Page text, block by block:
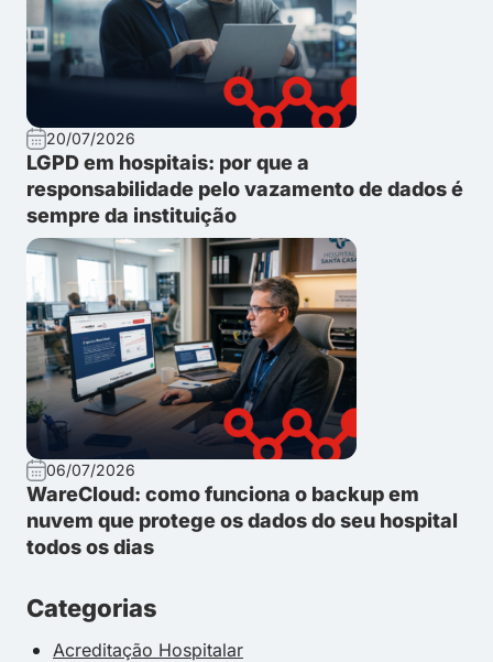
20/07/2026
LGPD em hospitais: por que a
responsabilidade pelo vazamento de dados é
sempre da instituição
06/07/2026
WareCloud: como funciona o backup em
nuvem que protege os dados do seu hospital
todos os dias
Categorias
Acreditação Hospitalar